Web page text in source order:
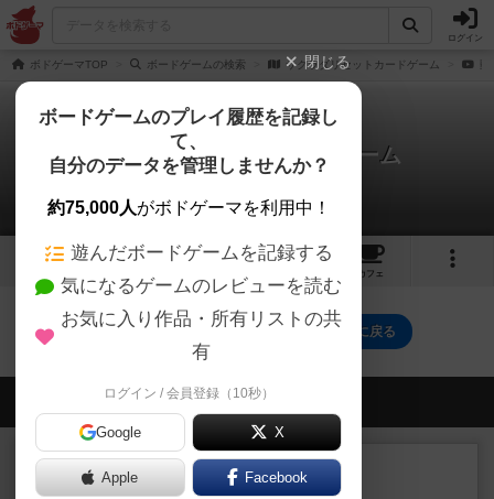
ログイン
ボドゲーマTOP ボードゲームの検索 サクラダリセットカードゲーム
サクラダリセットカードゲーム
0件の動画
4 3
カフェ
サクラダリセットカードゲームのトップに戻る
会員の新しい投稿
ルール/インスト
マーケットフレッシュ
閉じる
ボードゲームのプレイ履歴を記録し
て、
自分のデータを管理しませんか？
約75,000人がボドゲーマを利用中！
遊んだボードゲームを記録する
気になるゲームのレビューを読む
お気に入り作品・所有リストの共
有
ログイン / 会員登録（10秒）
Google X
Apple Facebook